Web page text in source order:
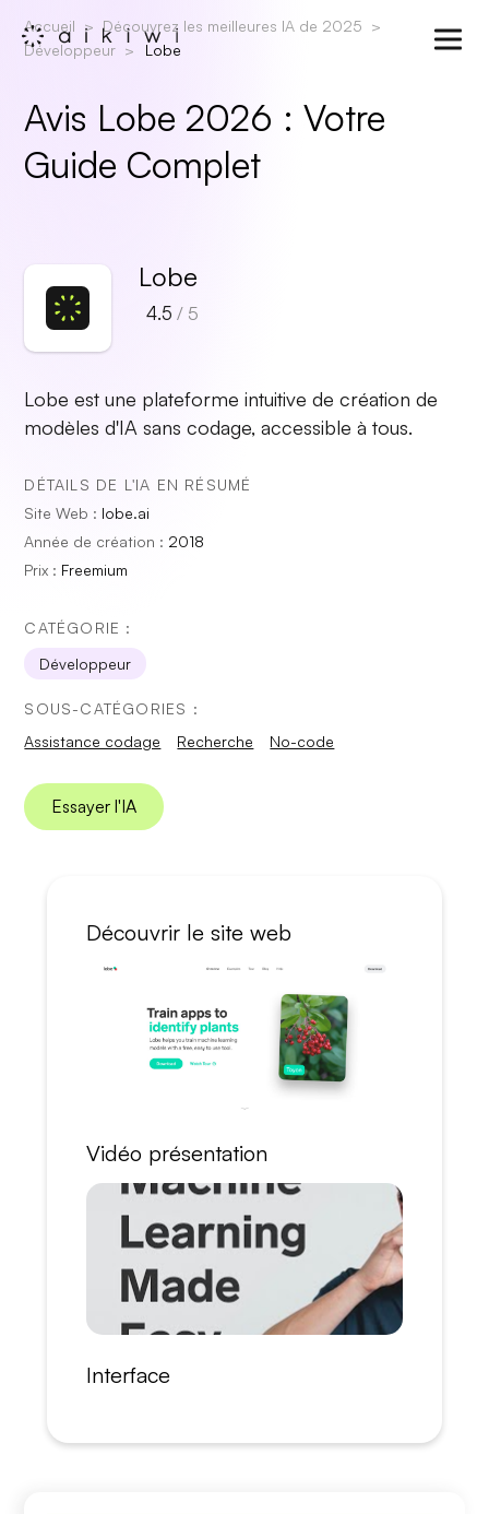
Accueil
Découvrez les meilleures IA de 2025
Développeur
Lobe
Avis Lobe 2026 : Votre
Guide Complet
Lobe
4.5 / 5
Lobe est une plateforme intuitive de création de
modèles d'IA sans codage, accessible à tous.
DÉTAILS DE L'IA EN RÉSUMÉ
Site Web : lobe.ai
Année de création : 2018
Prix : Freemium
CATÉGORIE :
Développeur
SOUS-CATÉGORIES :
Assistance codage
Recherche No-code
Essayer l'IA
Découvrir le site web
Vidéo présentation
Interface